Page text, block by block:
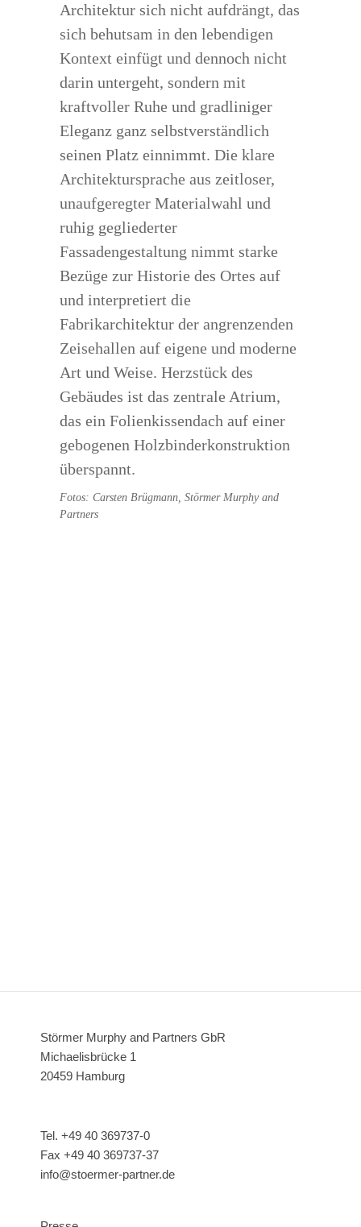
Architektur sich nicht aufdrängt, das
sich behutsam in den lebendigen
Kontext einfügt und dennoch nicht
darin untergeht, sondern mit
kraftvoller Ruhe und gradliniger
Eleganz ganz selbstverständlich
seinen Platz einnimmt. Die klare
Architektursprache aus zeitloser,
unaufgeregter Materialwahl und
ruhig gegliederter
Fassadengestaltung nimmt starke
Bezüge zur Historie des Ortes auf
und interpretiert die
Fabrikarchitektur der angrenzenden
Zeisehallen auf eigene und moderne
Art und Weise. Herzstück des
Gebäudes ist das zentrale Atrium,
das ein Folienkissendach auf einer
gebogenen Holzbinderkonstruktion
überspannt.
Fotos: Carsten Brügmann, Störmer Murphy and
Partners
Störmer Murphy and Partners GbR
Michaelisbrücke 1
20459 Hamburg
Tel. +49 40 369737-0
Fax +49 40 369737-37
info@stoermer-partner.de